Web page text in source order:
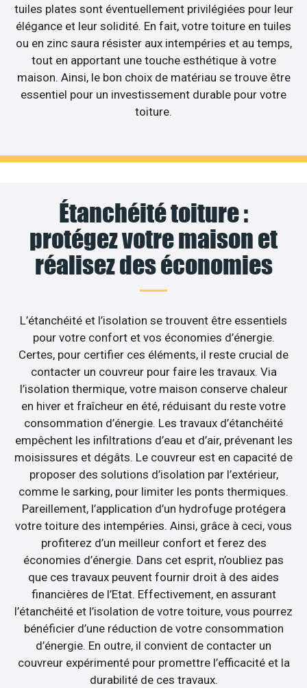
tuiles plates sont éventuellement privilégiées pour leur
élégance et leur solidité. En fait, votre toiture en tuiles
ou en zinc saura résister aux intempéries et au temps,
tout en apportant une touche esthétique à votre
maison. Ainsi, le bon choix de matériau se trouve être
essentiel pour un investissement durable pour votre
toiture.
Étanchéité toiture :
protégez votre maison et
réalisez des économies
L’étanchéité et l’isolation se trouvent être essentiels
pour votre confort et vos économies d’énergie.
Certes, pour certifier ces éléments, il reste crucial de
contacter un couvreur pour faire les travaux. Via
l’isolation thermique, votre maison conserve chaleur
en hiver et fraîcheur en été, réduisant du reste votre
consommation d’énergie. Les travaux d’étanchéité
empêchent les infiltrations d’eau et d’air, prévenant les
moisissures et dégâts. Le couvreur est en capacité de
proposer des solutions d’isolation par l’extérieur,
comme le sarking, pour limiter les ponts thermiques.
Pareillement, l’application d’un hydrofuge protégera
votre toiture des intempéries. Ainsi, grâce à ceci, vous
profiterez d’un meilleur confort et ferez des
économies d’énergie. Dans cet esprit, n’oubliez pas
que ces travaux peuvent fournir droit à des aides
financières de l’Etat. Effectivement, en assurant
l’étanchéité et l’isolation de votre toiture, vous pourrez
bénéficier d’une réduction de votre consommation
d’énergie. En outre, il convient de contacter un
couvreur expérimenté pour promettre l’efficacité et la
durabilité de ces travaux.